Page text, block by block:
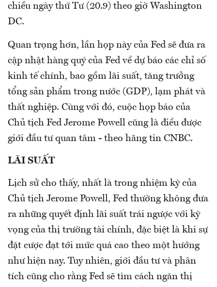
chiều ngày thứ Tư (20.9) theo giờ Washington
DC.
Quan trọng hơn, lần họp này của Fed sẽ đưa ra
cập nhật hàng quý của Fed về dự báo các chỉ số
kinh tế chính, bao gồm lãi suất, tăng trưởng
tổng sản phẩm trong nước (GDP), lạm phát và
thất nghiệp. Cùng với đó, cuộc họp báo của
Chủ tịch Fed Jerome Powell cũng là điều được
giới đầu tư quan tâm - theo hãng tin CNBC.
LÃI SUẤT
Lịch sử cho thấy, nhất là trong nhiệm kỳ của
Chủ tịch Jerome Powell, Fed thường không đưa
ra những quyết định lãi suất trái ngược với kỳ
vọng của thị trường tài chính, đặc biệt là khi sự
đặt cược đạt tới mức quá cao theo một hướng
như hiện nay. Tuy nhiên, giới đầu tư và phân
tích cũng cho rằng Fed sẽ tìm cách ngăn thị